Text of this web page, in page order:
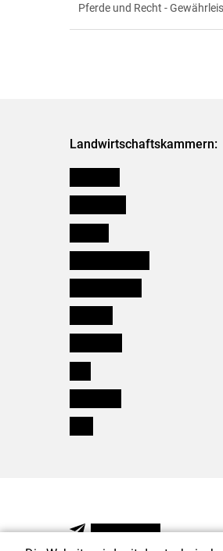
Pferde und Recht -
Landwirtschaftskammern:
NEWSLETTER